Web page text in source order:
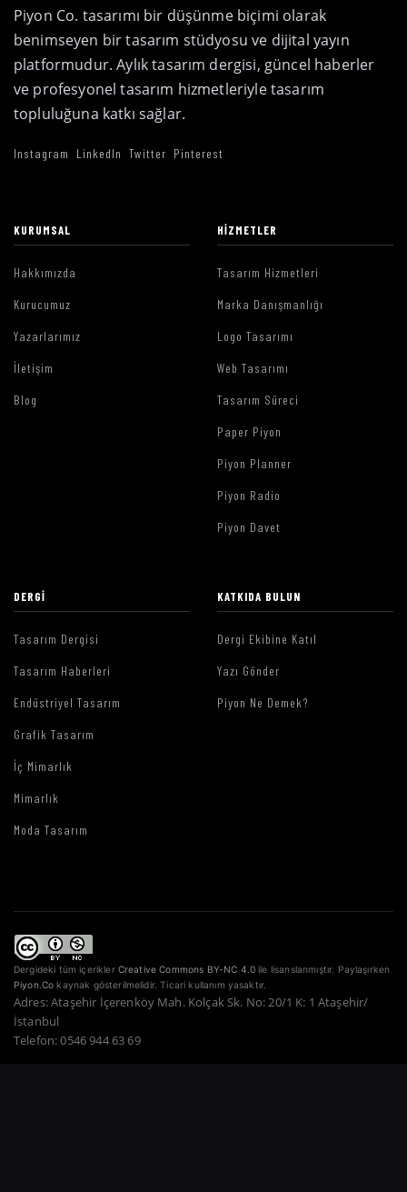
Piyon Co. tasarımı bir düşünme biçimi olarak
benimseyen bir tasarım stüdyosu ve dijital yayın
platformudur. Aylık tasarım dergisi, güncel haberler
ve profesyonel tasarım hizmetleriyle tasarım
topluluğuna katkı sağlar.
Instagram LinkedIn Twitter Pinterest
KURUMSAL
Hakkımızda
Kurucumuz
Yazarlarımız
İletişim
Blog
HIZMETLER
Tasarım Hizmetleri
Marka Danışmanlığı
Logo Tasarımı
Web Tasarımı
Tasarım Süreci
Paper Piyon
Piyon Planner
Piyon Radio
Piyon Davet
DERGI
Tasarım Dergisi
Tasarım Haberleri
Endüstriyel Tasarım
Grafik Tasarım
İç Mimarlık
Mimarlık
Moda Tasarım
KATKIDA BULUN
Dergi Ekibine Katıl
Yazı Gönder
Piyon Ne Demek?
Dergideki tüm içerikler Creative Commons BY-NC 4.0 ile lisanslanmıştır. Paylaşırken
Piyon.Co kaynak gösterilmelidir. Ticari kullanım yasaktır.
Adres: Ataşehir İçerenköy Mah. Kolçak Sk. No: 20/1 K: 1 Ataşehir/
İstanbul
Telefon: 0546 944 63 69